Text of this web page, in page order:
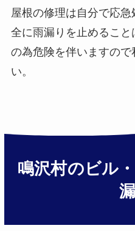
屋根の修理は自分で応
全に雨漏りを止めるこ
の為危険を伴いますので
い。
鳴沢村のビル